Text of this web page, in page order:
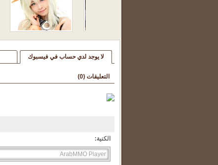
لا يوجد لدي حساب في فيسبوك
التعليقات (0
)
الكنية: